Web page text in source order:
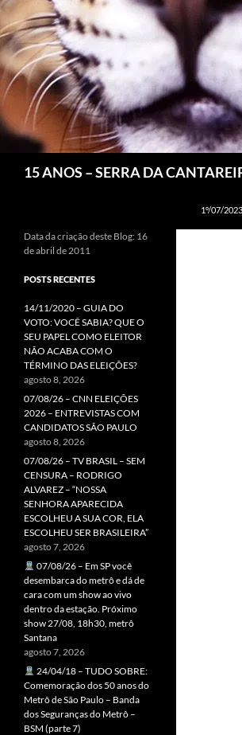
15 ANOS – SERRA DA
1º/07/
Data da criação deste Blog: 16
de abril de 2011
POSTS RECENTES
14/11/2020 – GUIA DO
VOTO: VOCÊ SABIA? QUE O
SEU PAPEL COMO ELEITOR
NÃO ACABA COM O
TÉRMINO DAS ELEIÇÕES?
agosto 8, 2026
07/08/26 – CNN ELEIÇÕES
2026 – ENTREVISTAS COM
CANDIDATOS SÃO PAULO
agosto 8, 2026
07/08/26 – TV BRASIL – SEM
CENSURA – RODRIGO
ALVAREZ – “NOSSA
SENHORA APARECIDA
ESCOLHEU A SUA COR, ELA
ESCOLHEU SER BRASILEIRA”
agosto 7, 2026
07/08/26 – Em SP você
desembarca do metrô e dá de
cara com um show ao vivo
dentro da estação. Próximo
show 27/08, 18h30, metrô
Santana
agosto 7, 2026
24/04/18 – TUDO SOBRE:
Comemoração dos 50 anos do
Metrô de São Paulo – Banda
dos Seguranças do Metrô –
BSM (parte 7)